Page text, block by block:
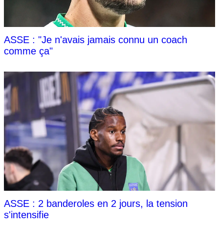
ASSE : "Je n'avais jamais connu un coach
comme ça"
ASSE : 2 banderoles en 2 jours, la tension
s'intensifie